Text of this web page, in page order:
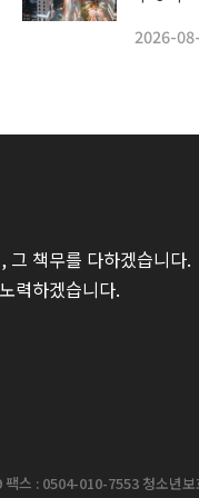
2026-
그 책무를 다하겠습니다.
력하겠습니다.
스 : 0504-010-7553 청소년보